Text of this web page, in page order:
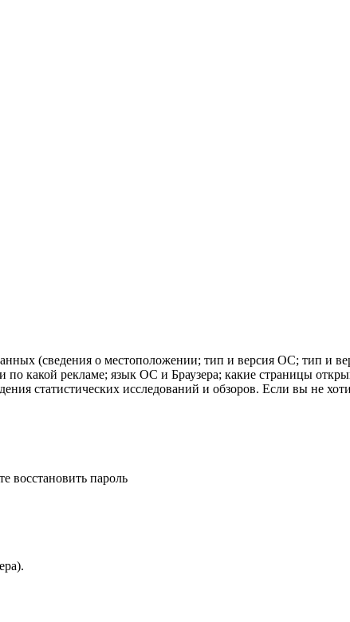
(сведения о местоположении; тип и версия ОС; тип и
по какой рекламе; язык ОС и Браузера; какие страницы
статистических исследований и обзоров. Если вы не
восстановить пароль